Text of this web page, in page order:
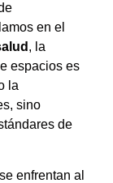
en el
, la
espacios es
la
sino
de
enfrentan al